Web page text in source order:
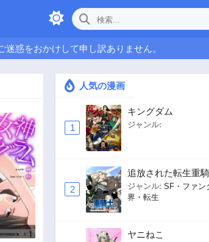
惑をおかけして申し訳ありません。
人気の漫画
1
キングダム
ジャンル:
2
追放された転生重
ム知識で無双する
ジャンル: SF・ファン
界・転生
ヤニねこ